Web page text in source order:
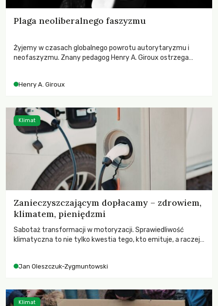
Plaga neoliberalnego faszyzmu
Żyjemy w czasach globalnego powrotu autorytaryzmu i
neofaszyzmu. Znany pedagog Henry A. Giroux ostrzega
wychowają świadomych obywateli?
Henry A. Giroux
Zanieczyszczającym dopłacamy – zdrowiem,
klimatem, pieniędzmi
Sabotaż transformacji w motoryzacji. Sprawiedliwość
klimatyczna to nie tylko kwestia tego, kto emituje, a raczej
Jan Oleszczuk-Zygmuntowski
Klimat
Klimat